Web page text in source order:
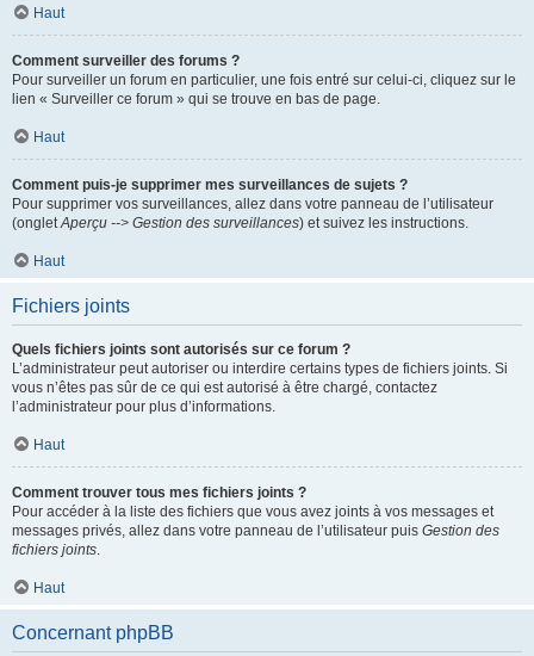
Haut
Comment surveiller des forums ?
Pour surveiller un forum en particulier, une fois entré sur celui-ci, cliquez sur le
lien « Surveiller ce forum » qui se trouve en bas de page.
Haut
Comment puis-je supprimer mes surveillances de sujets ?
Pour supprimer vos surveillances, allez dans votre panneau de l’utilisateur
(ongletAperçu --> Gestion des surveillances) et suivez les instructions.
Haut
Fichiers joints
Quels fichiers joints sont autorisés sur ce forum ?
L’administrateur peut autoriser ou interdire certains types de fichiers joints. Si
vous n’êtes pas sûr de ce qui est autorisé à être chargé, contactez
l’administrateur pour plus d’informations.
Haut
Comment trouver tous mes fichiers joints ?
Pour accéder à la liste des fichiers que vous avez joints à vos messages et
messages privés, allez dans votre panneau de l’utilisateur puis Gestion des
fichiers joints.
Haut
Concernant phpBB